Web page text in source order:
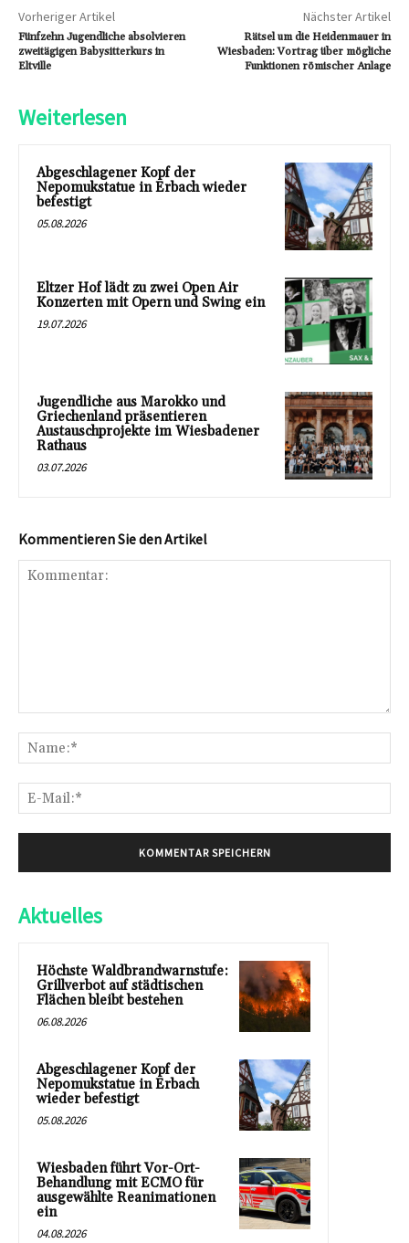
Vorheriger Artikel
Fünfzehn Jugendliche absolvieren
zweitägigen Babysitterkurs in
Eltville
Nächster Artikel
Rätsel um die Heidenmauer in
Wiesbaden: Vortrag über mögliche
Funktionen römischer Anlage
Weiterlesen
Abgeschlagener Kopf der
Nepomukstatue in Erbach wieder
befestigt
05.08.2026
Eltzer Hof lädt zu zwei Open Air
Konzerten mit Opern und Swing ein
19.07.2026
Jugendliche aus Marokko und
Griechenland präsentieren
Austauschprojekte im Wiesbadener
Rathaus
03.07.2026
Kommentieren Sie den Artikel
Aktuelles
Höchste Waldbrandwarnstufe:
Grillverbot auf städtischen
Flächen bleibt bestehen
06.08.2026
Abgeschlagener Kopf der
Nepomukstatue in Erbach
wieder befestigt
05.08.2026
Wiesbaden führt Vor-Ort-
Behandlung mit ECMO für
ausgewählte Reanimationen
ein
04.08.2026